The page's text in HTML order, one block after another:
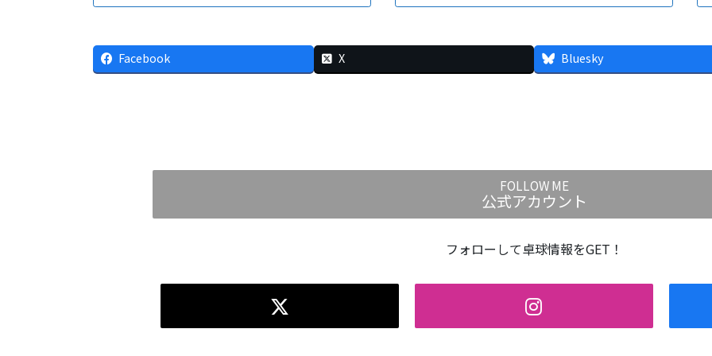
Facebook X Bluesky
FOLLOW ME
公式アカウント
フォローして卓球情報をGET！